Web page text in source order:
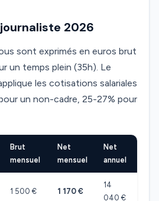
2026
sont exprimés en euros brut
un temps plein (35h). Le
les cotisations salariales
un non-cadre, 25-27% pour
Brut
mensuel
Net
mensuel
Net
annuel
1 500 € 1 170 €
14
040 €